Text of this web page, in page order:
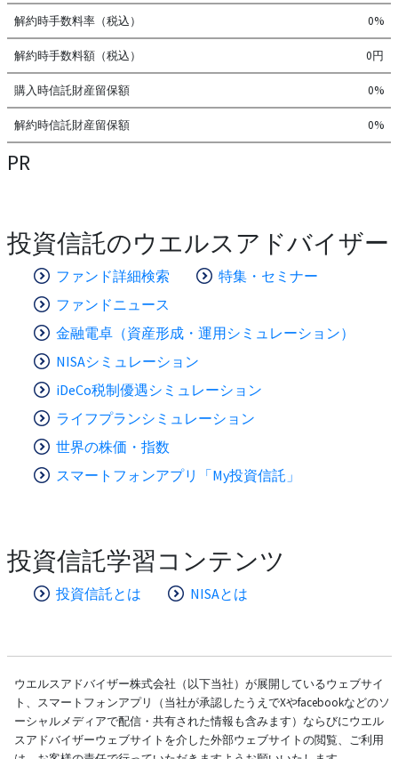
解約時手数料率（税込） 0%
解約時手数料額（税込） 0円
購入時信託財産留保額 0%
解約時信託財産留保額 0%
PR
投資信託のウエルスアドバイザー
ファンド詳細検索
特集・セミナー
ファンドニュース
金融電卓（資産形成・運用シミュレーション）
NISAシミュレーション
iDeCo税制優遇シミュレーション
ライフプランシミュレーション
世界の株価・指数
スマートフォンアプリ「My投資信託」
投資信託学習コンテンツ
投資信託とは NISAとは
ウエルスアドバイザー株式会社（以下当社）が展開しているウェブサイ
ト、スマートフォンアプリ（当社が承認したうえでXやfacebookなどのソ
ーシャルメディアで配信・共有された情報も含みます）ならびにウエル
スアドバイザーウェブサイトを介した外部ウェブサイトの閲覧、ご利用